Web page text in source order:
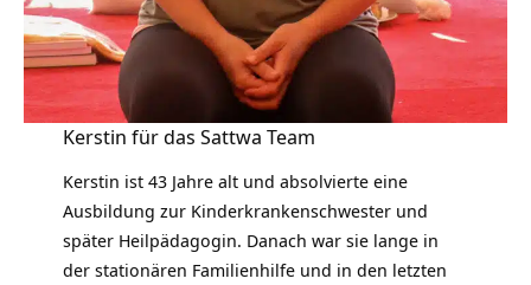
Kerstin für das Sattwa Team
Kerstin ist 43 Jahre alt und absolvierte eine
Ausbildung zur Kinderkrankenschwester und
später Heilpädagogin. Danach war sie lange in
der stationären Familienhilfe und in den letzten